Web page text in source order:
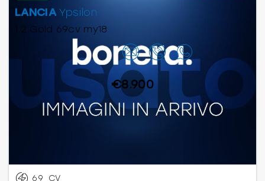
LANCIA Ypsilon
1.2 Gold 69cv my18
Contattaci
€8.900
69
CV